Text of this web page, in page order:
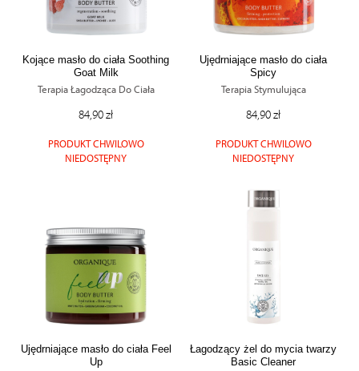
Kojące masło do ciała Soothing
Goat Milk
Terapia Łagodząca Do Ciała
84,90 zł
PRODUKT CHWILOWO
NIEDOSTĘPNY
Ujędrniające masło do ciała
Spicy
Terapia Stymulująca
84,90 zł
PRODUKT CHWILOWO
NIEDOSTĘPNY
Ujędrniające masło do ciała Feel
Up
Łagodzący żel do mycia twarzy
Basic Cleaner